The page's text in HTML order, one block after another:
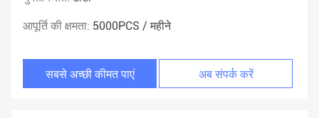
आपूर्ति की क्षमता: 5000PCS / महीने
सबसे अच्छी कीमत पाएं अब संपर्क करें